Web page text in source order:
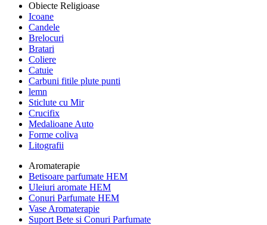
Obiecte Religioase
Icoane
Candele
Brelocuri
Bratari
Coliere
Catuie
Carbuni fitile plute punti
lemn
Sticlute cu Mir
Crucifix
Medalioane Auto
Forme coliva
Litografii
Aromaterapie
Betisoare parfumate HEM
Uleiuri aromate HEM
Conuri Parfumate HEM
Vase Aromaterapie
Suport Bete si Conuri Parfumate